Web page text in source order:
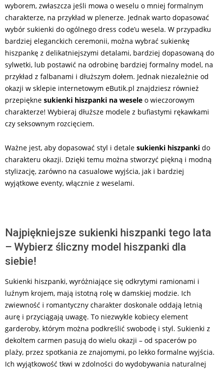
wyborem, zwłaszcza jeśli mowa o weselu o mniej formalnym
charakterze, na przykład w plenerze. Jednak warto dopasować
wybór sukienki do ogólnego dress code’u wesela. W przypadku
bardziej eleganckich ceremonii, można wybrać sukienkę
hiszpankę z delikatniejszymi detalami, bardziej dopasowaną do
sylwetki, lub postawić na odrobinę bardziej formalny model, na
przykład z falbanami i dłuższym dołem. Jednak niezależnie od
okazji w sklepie internetowym eButik.pl znajdziesz również
przepiękne sukienki hiszpanki na wesele o wieczorowym
charakterze! Wybieraj dłuższe modele z bufiastymi rękawkami
czy seksownym rozcięciem.
Ważne jest, aby dopasować styl i detale sukienki hiszpanki do
charakteru okazji. Dzięki temu można stworzyć piękną i modną
stylizację, zarówno na casualowe wyjścia, jak i bardziej
wyjątkowe eventy, włącznie z weselami.
Najpiękniejsze sukienki hiszpanki tego lata
– Wybierz śliczny model hiszpanki dla
siebie!
Sukienki hiszpanki, wyróżniające się odkrytymi ramionami i
luźnym krojem, mają istotną rolę w damskiej modzie. Ich
zwiewność i romantyczny charakter doskonale oddają letnią
aurę i przyciągają uwagę. To niezwykle kobiecy element
garderoby, którym można podkreślić swobodę i styl. Sukienki z
dekoltem carmen pasują do wielu okazji – od spacerów po
plaży, przez spotkania ze znajomymi, po lekko formalne wyjścia.
Ich wyjątkowość tkwi w zdolności do wydobywania naturalnej